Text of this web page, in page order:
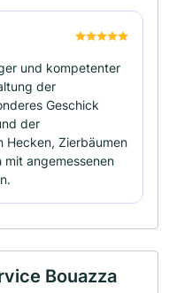
und kompetenter
der
Geschick
der
Hecken, Zierbäumen
mit angemessenen
Bouazza